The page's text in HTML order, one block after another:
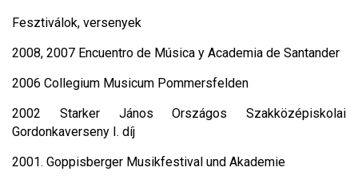
Fesztiválok, versenyek
2008, 2007 Encuentro de Música y Academia de Santander
2006 Collegium Musicum Pommersfelden
2002 Starker János Országos Szakközépiskolai
Gordonkaverseny I. díj
2001. Goppisberger Musikfestival und Akademie